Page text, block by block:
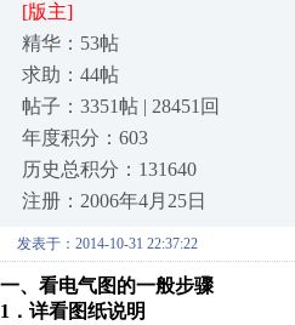
[版主]
精华：53帖
求助：44帖
帖子：3351帖 | 28451回
年度积分：603
历史总积分：131640
注册：2006年4月25日
发表于：2014-10-31 22:37:22
一、看电气图的一般步骤
1．详看图纸说明